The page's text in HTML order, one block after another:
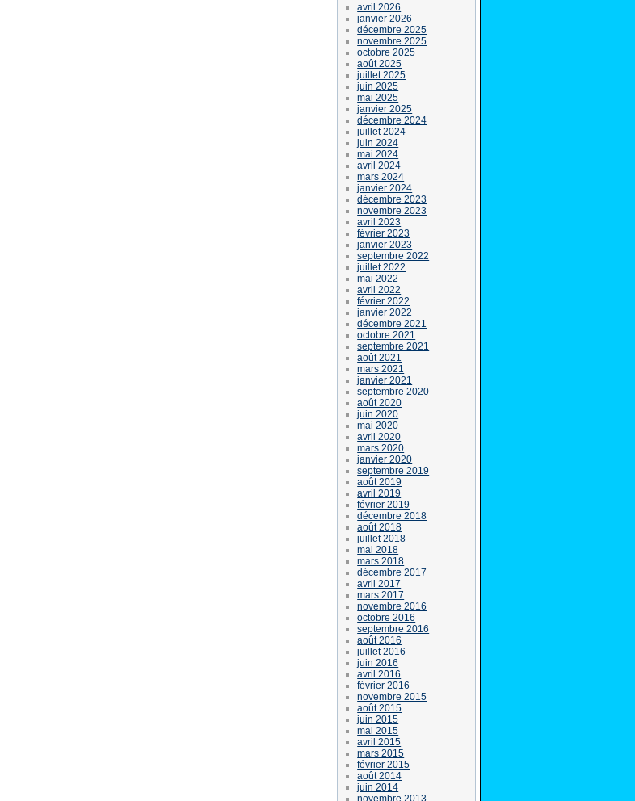
avril 2026
janvier 2026
décembre 2025
novembre 2025
octobre 2025
août 2025
juillet 2025
juin 2025
mai 2025
janvier 2025
décembre 2024
juillet 2024
juin 2024
mai 2024
avril 2024
mars 2024
janvier 2024
décembre 2023
novembre 2023
avril 2023
février 2023
janvier 2023
septembre 2022
juillet 2022
mai 2022
avril 2022
février 2022
janvier 2022
décembre 2021
octobre 2021
septembre 2021
août 2021
mars 2021
janvier 2021
septembre 2020
août 2020
juin 2020
mai 2020
avril 2020
mars 2020
janvier 2020
septembre 2019
août 2019
avril 2019
février 2019
décembre 2018
août 2018
juillet 2018
mai 2018
mars 2018
décembre 2017
avril 2017
mars 2017
novembre 2016
octobre 2016
septembre 2016
août 2016
juillet 2016
juin 2016
avril 2016
février 2016
novembre 2015
août 2015
juin 2015
mai 2015
avril 2015
mars 2015
février 2015
août 2014
juin 2014
novembre 2013